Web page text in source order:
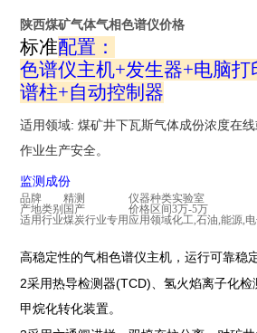
陕西煤矿气体气相色谱仪价格
标准配置：
色谱仪主机+发生器+电脑打
谱柱+自动控制器
适用领域:煤矿井下瓦斯气体成份浓度在
作业生产安全。
监测成份
品牌 精测 仪器种类实验室
产地类别 国产 价格区间3万-5万
适用行业煤炭行业专用 应用领域化工,石油,能源,
高稳定性的气相色谱仪主机，运行可靠稳定
2采用热导检测器(TCD)、氢火焰离子化检
甲烷化转化装置。